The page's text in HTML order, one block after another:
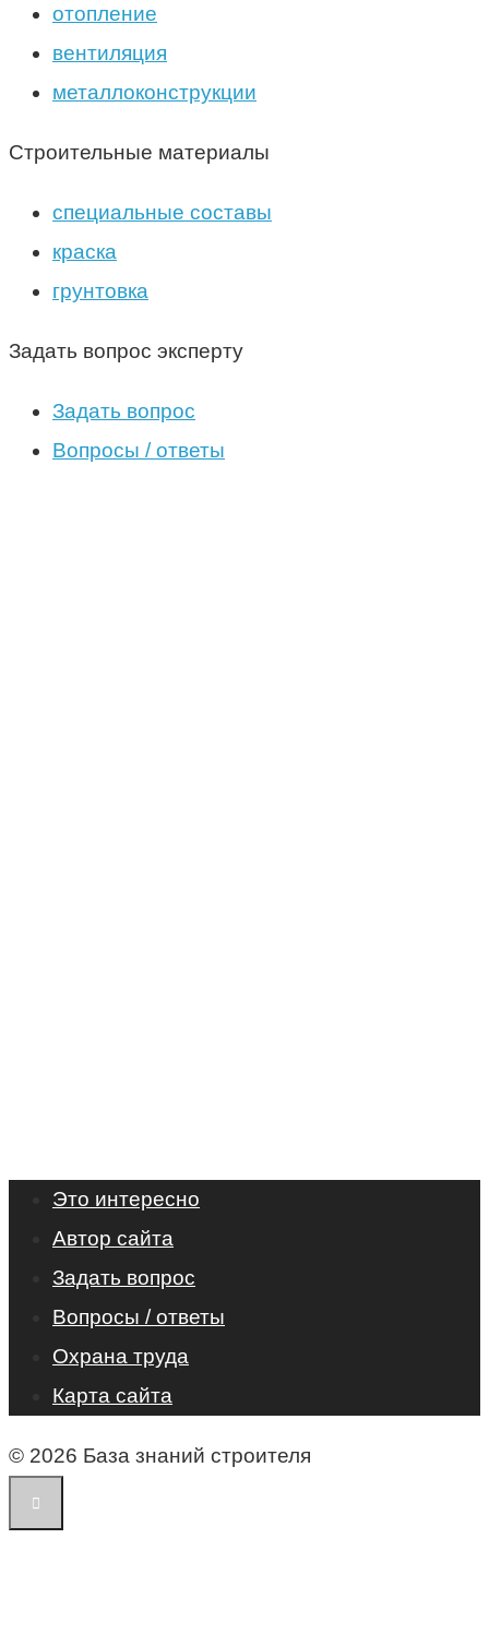
отопление
вентиляция
металлоконструкции
Строительные материалы
специальные составы
краска
грунтовка
Задать вопрос эксперту
Задать вопрос
Вопросы / ответы
Это интересно
Автор сайта
Задать вопрос
Вопросы / ответы
Охрана труда
Карта сайта
© 2026 База знаний строителя